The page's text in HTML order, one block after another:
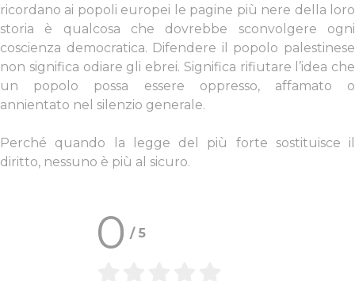
ricordano ai popoli europei le pagine più nere della loro
storia è qualcosa che dovrebbe sconvolgere ogni
coscienza democratica. Difendere il popolo palestinese
non significa odiare gli ebrei. Significa rifiutare l’idea che
un popolo possa essere oppresso, affamato o
annientato nel silenzio generale.
Perché quando la legge del più forte sostituisce il
diritto, nessuno è più al sicuro.
0 /5